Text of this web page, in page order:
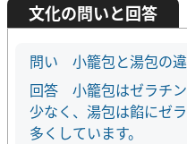
文化の問いと回答
小籠包と湯包の
小籠包はゼラチ
少なく、湯包は餡にゼ
多くしています。